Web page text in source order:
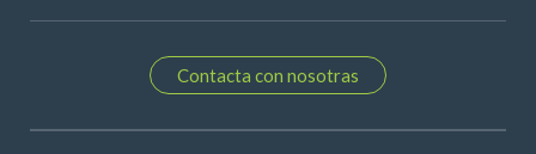
Contacta con nosotras